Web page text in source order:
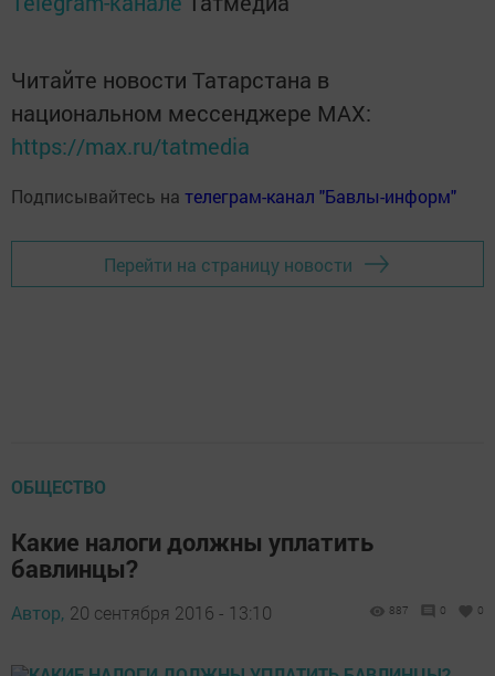
Читайте новости Татарстана в
национальном мессенджере MАХ:
https://max.ru/tatmedia
Подписывайтесь на телеграм-канал "Бавлы-информ"
Перейти на страницу новости
ОБЩЕСТВО
Какие налоги должны уплатить
бавлинцы?
Автор, 20 сентября 2016 - 13:10 887 0 0